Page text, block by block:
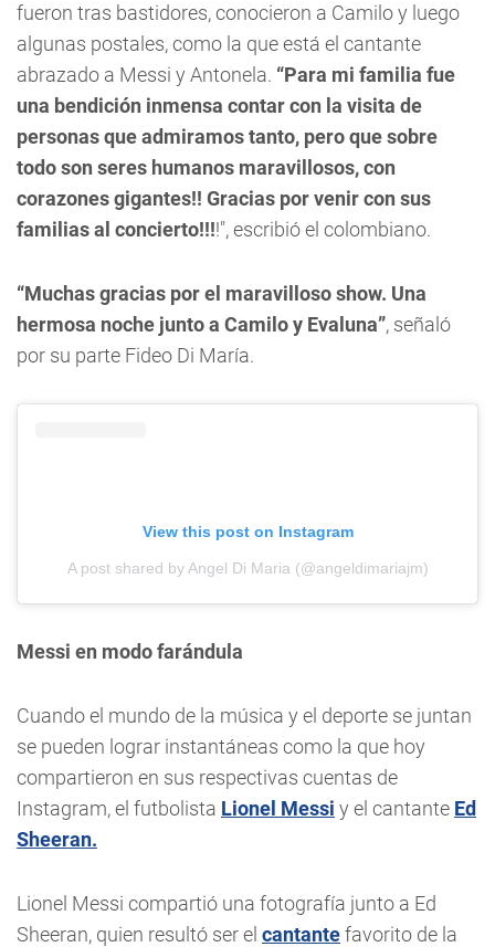
fueron tras bastidores, conocieron a Camilo y luego
algunas postales, como la que está el cantante
abrazado a Messi y Antonela. “Para mi familia fue
una bendición inmensa contar con la visita de
personas que admiramos tanto, pero que sobre
todo son seres humanos maravillosos, con
corazones gigantes!! Gracias por venir con sus
familias al concierto!!!!", escribió el colombiano.
“Muchas gracias por el maravilloso show. Una
hermosa noche junto a Camilo y Evaluna”, señaló
por su parte Fideo Di María.
View this post on Instagram
A post shared by Angel Di Maria (@angeldimariajm)
Messi en modo farándula
Cuando el mundo de la música y el deporte se juntan
se pueden lograr instantáneas como la que hoy
compartieron en sus respectivas cuentas de
Instagram, el futbolista Lionel Messi y el cantante Ed
Sheeran.
Lionel Messi compartió una fotografía junto a Ed
Sheeran, quien resultó ser el cantantefavorito de la